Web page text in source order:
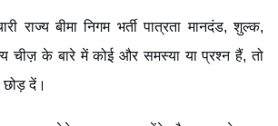
राज्य बीमा निगम भर्ती पात्रता मानदंड, शुल्क,
चीज़ के बारे में कोई और समस्या या प्रश्न हैं, तो
छोड़ दें।